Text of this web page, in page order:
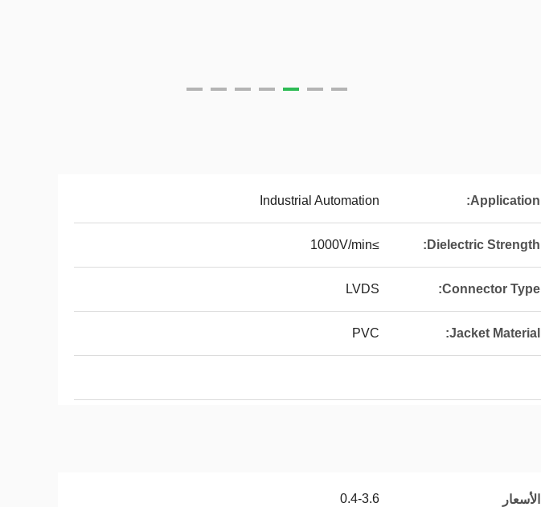
Application:
Industrial Automation
Dielectric Strength:
≥1000V/min
Connector Type:
LVDS
Jacket Material:
PVC
الأسعار 0.4-3.6